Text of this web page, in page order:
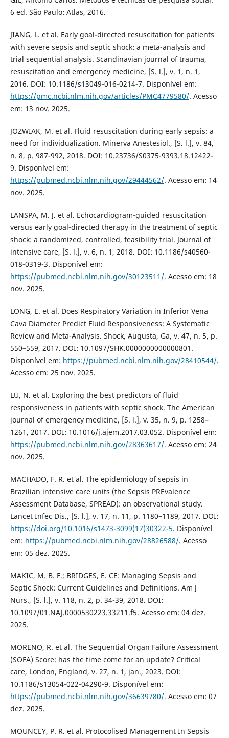
6 ed. São Paulo: Atlas, 2016.
JIANG, L. et al. Early goal-directed resuscitation for patients
with severe sepsis and septic shock: a meta-analysis and
trial sequential analysis. Scandinavian journal of trauma,
resuscitation and emergency medicine, [S. l.], v. 1, n. 1,
2016. DOI: 10.1186/s13049-016-0214-7. Disponível em:
https://pmc.ncbi.nlm.nih.gov/articles/PMC4779580/. Acesso
em: 13 nov. 2025.
JOZWIAK, M. et al. Fluid resuscitation during early sepsis: a
need for individualization. Minerva Anestesiol., [S. l.], v. 84,
n. 8, p. 987-992, 2018. DOI: 10.23736/S0375-9393.18.12422-
9. Disponível em:
https://pubmed.ncbi.nlm.nih.gov/29444562/. Acesso em: 14
nov. 2025.
LANSPA, M. J. et al. Echocardiogram-guided resuscitation
versus early goal-directed therapy in the treatment of septic
shock: a randomized, controlled, feasibility trial. Journal of
intensive care, [S. l.], v. 6, n. 1, 2018. DOI: 10.1186/s40560-
018-0319-3. Disponível em:
https://pubmed.ncbi.nlm.nih.gov/30123511/. Acesso em: 18
nov. 2025.
LONG, E. et al. Does Respiratory Variation in Inferior Vena
Cava Diameter Predict Fluid Responsiveness: A Systematic
Review and Meta-Analysis. Shock, Augusta, Ga, v. 47, n. 5, p.
550–559, 2017. DOI: 10.1097/SHK.0000000000000801.
Disponível em: https://pubmed.ncbi.nlm.nih.gov/28410544/.
Acesso em: 25 nov. 2025.
LU, N. et al. Exploring the best predictors of fluid
responsiveness in patients with septic shock. The American
journal of emergency medicine, [S. l.], v. 35, n. 9, p. 1258–
1261, 2017. DOI: 10.1016/j.ajem.2017.03.052. Disponível em:
https://pubmed.ncbi.nlm.nih.gov/28363617/. Acesso em: 24
nov. 2025.
MACHADO, F. R. et al. The epidemiology of sepsis in
Brazilian intensive care units (the Sepsis PREvalence
Assessment Database, SPREAD): an observational study.
Lancet Infec Dis., [S. l.], v. 17, n. 11, p. 1180–1189, 2017. DOI:
https://doi.org/10.1016/s1473-3099(17)30322-5. Disponível
em: https://pubmed.ncbi.nlm.nih.gov/28826588/. Acesso
em: 05 dez. 2025.
MAKIC, M. B. F.; BRIDGES, E. CE: Managing Sepsis and
Septic Shock: Current Guidelines and Definitions. Am J
Nurs., [S. l.], v. 118, n. 2, p. 34-39, 2018. DOI:
10.1097/01.NAJ.0000530223.33211.f5. Acesso em: 04 dez.
2025.
MORENO, R. et al. The Sequential Organ Failure Assessment
(SOFA) Score: has the time come for an update? Critical
care, London, England, v. 27, n. 1, jan., 2023. DOI:
10.1186/s13054-022-04290-9. Disponível em:
https://pubmed.ncbi.nlm.nih.gov/36639780/. Acesso em: 07
dez. 2025.
MOUNCEY, P. R. et al. Protocolised Management In Sepsis